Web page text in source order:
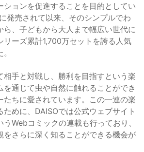
ションを促進することを目的としてい
発売されて以来、そのシンプルでわ
ら、子どもから大人まで幅広い世代に
リーズ累計1,700万セットを誇る人気
相手と対戦し、勝利を目指すという楽
を通じて虫や自然に触れることができ
たちに愛されています。この一連の楽
ために、DAISOでは公式ウェブサイト
Webコミックの連載も行っており、
をさらに深く知ることができる機会が